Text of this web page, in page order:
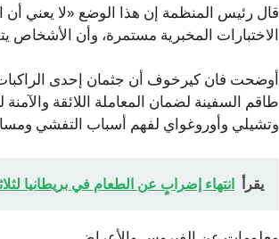
قال رئيس المنظمة إن هذا الوضع «لا يعني
الاختبارات المخبرية مستمرة، وأن الأشخاص
أوضحت فان كيرخوف أن جثمان إحدى
طاقم السفينة لضمان المعاملة اللائقة
وتشيلي وأوروغواي لفهم أسباب التفشي
يقرأ انتهاء إضرابٍ عن الطعام في بريطانيا